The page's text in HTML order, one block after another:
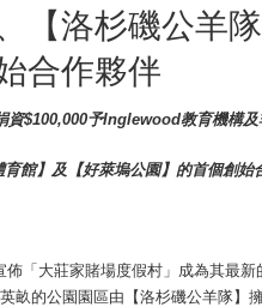
【洛杉磯公羊
合作夥伴
資$100,000予Inglewood教育機構
育館】及【好萊塢公園】的首個創始
佈「大莊家賭場度假村」成為其最
畝的公園園區由【洛杉磯公羊隊】